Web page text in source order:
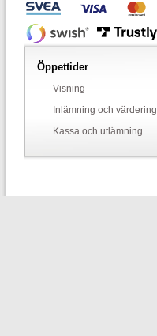
Öppettider
Visning
Inlämning och värdering
Kassa och utlämning